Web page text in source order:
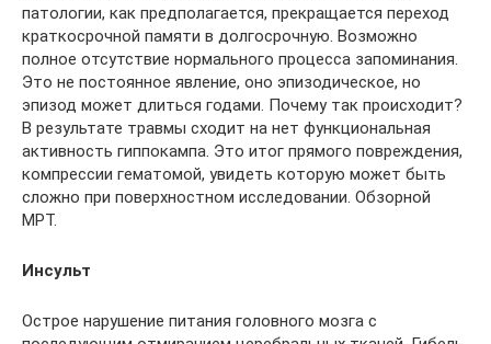
патологии, как предполагается, прекращается переход
краткосрочной памяти в долгосрочную. Возможно
полное отсутствие нормального процесса запоминания.
Это не постоянное явление, оно эпизодическое, но
эпизод может длиться годами. Почему так происходит?
В результате травмы сходит на нет функциональная
активность гиппокампа. Это итог прямого повреждения,
компрессии гематомой, увидеть которую может быть
сложно при поверхностном исследовании. Обзорной
МРТ.
Инсульт
Острое нарушение питания головного мозга с